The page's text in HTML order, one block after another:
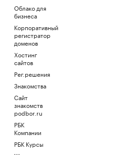
Облако для
бизнеса
Корпоративный
регистратор
доменов
Хостинг
сайтов
Рег.решения
Знакомства
Сайт
знакомств
podbor.ru
РБК
Компании
РБК Курсы